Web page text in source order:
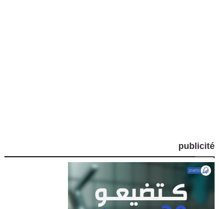
publicité